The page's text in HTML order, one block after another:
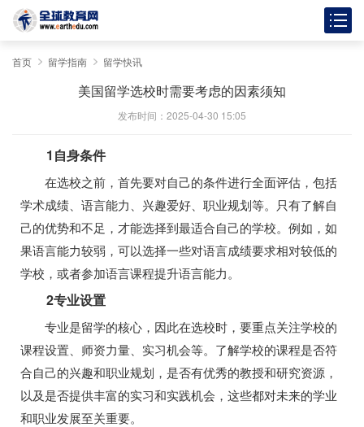
首页 留学指南 留学快讯
美国留学选校时需要考虑的因素须知
发布时间：2025-04-30 15:05
1自身条件
在选校之前，首先要对自己的条件进行全面评估，包括
学术成绩、语言能力、兴趣爱好、职业规划等。只有了解自
己的优势和不足，才能选择到最适合自己的学校。例如，如
果语言能力较弱，可以选择一些对语言成绩要求相对较低的
学校，或者参加语言课程提升语言能力。
2专业设置
专业是留学的核心，因此在选校时，要重点关注学校的
课程设置、师资力量、实习机会等。了解学校的课程是否符
合自己的兴趣和职业规划，是否有优秀的教授和研究资源，
以及是否提供丰富的实习和实践机会，这些都对未来的学业
和职业发展至关重要。